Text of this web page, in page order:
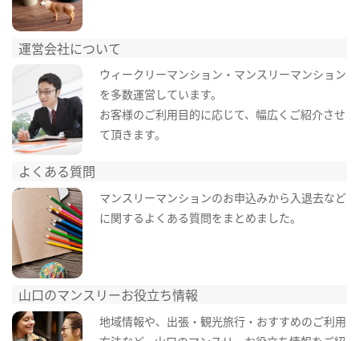
運営会社について
ウィークリーマンション・マンスリーマンション
を多数運営しています。
お客様のご利用目的に応じて、幅広くご紹介させ
て頂きます。
よくある質問
マンスリーマンションのお申込みから入退去など
に関するよくある質問をまとめました。
山口のマンスリーお役立ち情報
地域情報や、出張・観光旅行・おすすめのご利用